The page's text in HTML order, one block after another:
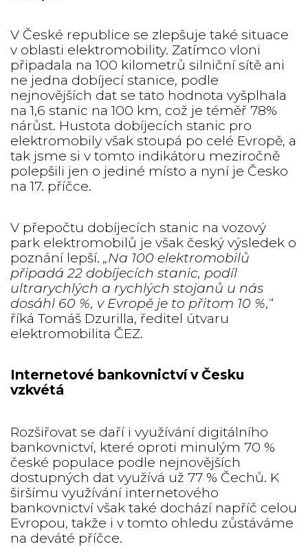
V České republice se zlepšuje také situace
v oblasti elektromobility. Zatímco vloni
připadala na 100 kilometrů silniční sítě ani
ne jedna dobíjecí stanice, podle
nejnovějších dat se tato hodnota vyšplhala
na 1,6 stanic na 100 km, což je téměř 78%
nárůst. Hustota dobíjecích stanic pro
elektromobily však stoupá po celé Evropě, a
tak jsme si v tomto indikátoru meziročně
polepšili jen o jediné místo a nyní je Česko
na 17. příčce.
V přepočtu dobíjecích stanic na vozový
park elektromobilů je však český výsledek o
poznání lepší.„Na 100 elektromobilů
připadá 22 dobíjecích stanic, podíl
ultrarychlých a rychlých stojanů u nás
dosáhl 60 %, v Evropě je to přitom 10 %,“
říká Tomáš Dzurilla, ředitel útvaru
elektromobilita ČEZ.
Internetové bankovnictví v Česku
vzkvétá
Rozšiřovat se daří i využívání digitálního
bankovnictví, které oproti minulým 70 %
české populace podle nejnovějších
dostupných dat využívá už 77 % Čechů. K
širšímu využívání internetového
bankovnictví však také dochází napříč celou
Evropou, takže i v tomto ohledu zůstáváme
na deváté příčce.